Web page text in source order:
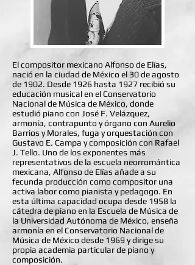
El compositor mexicano Alfonso de Elías,
nació en la ciudad de México el 30 de agosto
de 1902. Desde 1926 hasta 1927 recibió su
educación musical en el Conservatorio
Nacional de Música de México, donde
estudió piano con José F. Velázquez,
armonía, contrapunto y órgano con Aurelio
Barrios y Morales, fuga y orquestación con
Gustavo E. Campa y composición con Rafael
J. Tello. Uno de los exponentes más
representativos de la escuela neorromántica
mexicana, Alfonso de Elías añade a su
fecunda producción como compositor una
activa labor como pianista y pedagogo. En
esta última capacidad ocupa desde 1958 la
cátedra de piano en la Escuela de Música de
la Universidad Autónoma de México, enseña
armonía en el Conservatorio Nacional de
Música de México desde 1969 y dirige su
propia academia particular de piano y
composición.